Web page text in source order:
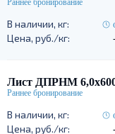
Лист ДПРНМ